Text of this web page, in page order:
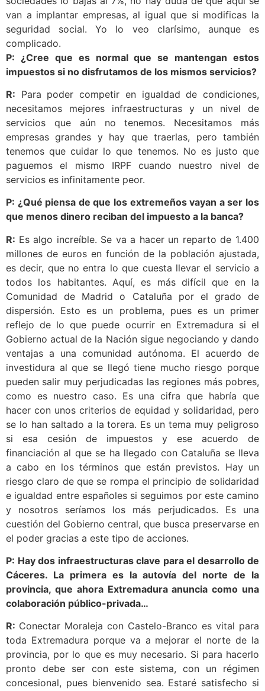
van a implantar empresas, al igual que si modificas la
seguridad social. Yo lo veo clarísimo, aunque es
complicado.
P: ¿Cree que es normal que se mantengan estos
impuestos si no disfrutamos de los mismos servicios?
R: Para poder competir en igualdad de condiciones,
necesitamos mejores infraestructuras y un nivel de
servicios que aún no tenemos. Necesitamos más
empresas grandes y hay que traerlas, pero también
tenemos que cuidar lo que tenemos. No es justo que
paguemos el mismo IRPF cuando nuestro nivel de
servicios es infinitamente peor.
P: ¿Qué piensa de que los extremeños vayan a ser los
que menos dinero reciban del impuesto a la banca?
R: Es algo increíble. Se va a hacer un reparto de 1.400
millones de euros en función de la población ajustada,
es decir, que no entra lo que cuesta llevar el servicio a
todos los habitantes. Aquí, es más difícil que en la
Comunidad de Madrid o Cataluña por el grado de
dispersión. Esto es un problema, pues es un primer
reflejo de lo que puede ocurrir en Extremadura si el
Gobierno actual de la Nación sigue negociando y dando
ventajas a una comunidad autónoma. El acuerdo de
investidura al que se llegó tiene mucho riesgo porque
pueden salir muy perjudicadas las regiones más pobres,
como es nuestro caso. Es una cifra que habría que
hacer con unos criterios de equidad y solidaridad, pero
se lo han saltado a la torera. Es un tema muy peligroso
si esa cesión de impuestos y ese acuerdo de
financiación al que se ha llegado con Cataluña se lleva
a cabo en los términos que están previstos. Hay un
riesgo claro de que se rompa el principio de solidaridad
e igualdad entre españoles si seguimos por este camino
y nosotros seríamos los más perjudicados. Es una
cuestión del Gobierno central, que busca preservarse en
el poder gracias a este tipo de acciones.
P: Hay dos infraestructuras clave para el desarrollo de
Cáceres. La primera es la autovía del norte de la
provincia, que ahora Extremadura anuncia como una
colaboración público-privada…
R: Conectar Moraleja con Castelo-Branco es vital para
toda Extremadura porque va a mejorar el norte de la
provincia, por lo que es muy necesario. Si para hacerlo
pronto debe ser con este sistema, con un régimen
concesional, pues bienvenido sea. Estaré satisfecho si